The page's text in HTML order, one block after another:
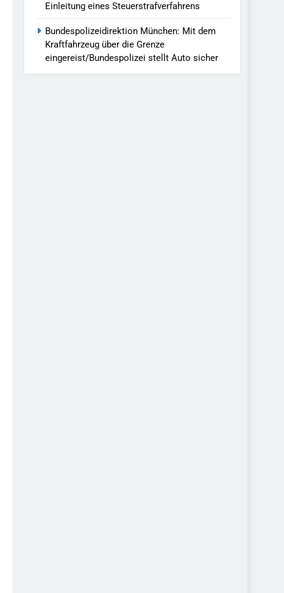
Einleitung eines Steuerstrafverfahrens
Bundespolizeidirektion München: Mit dem
Kraftfahrzeug über die Grenze
eingereist/Bundespolizei stellt Auto sicher